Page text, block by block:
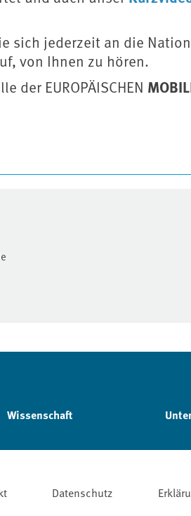
sich jederzeit an die
von Ihnen zu hören.
der EUROPÄISCHEN
Wissenschaft
Datenschutz